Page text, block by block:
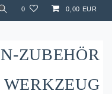
0 0,00 EUR
ZUBEHÖR
WERKZEUG